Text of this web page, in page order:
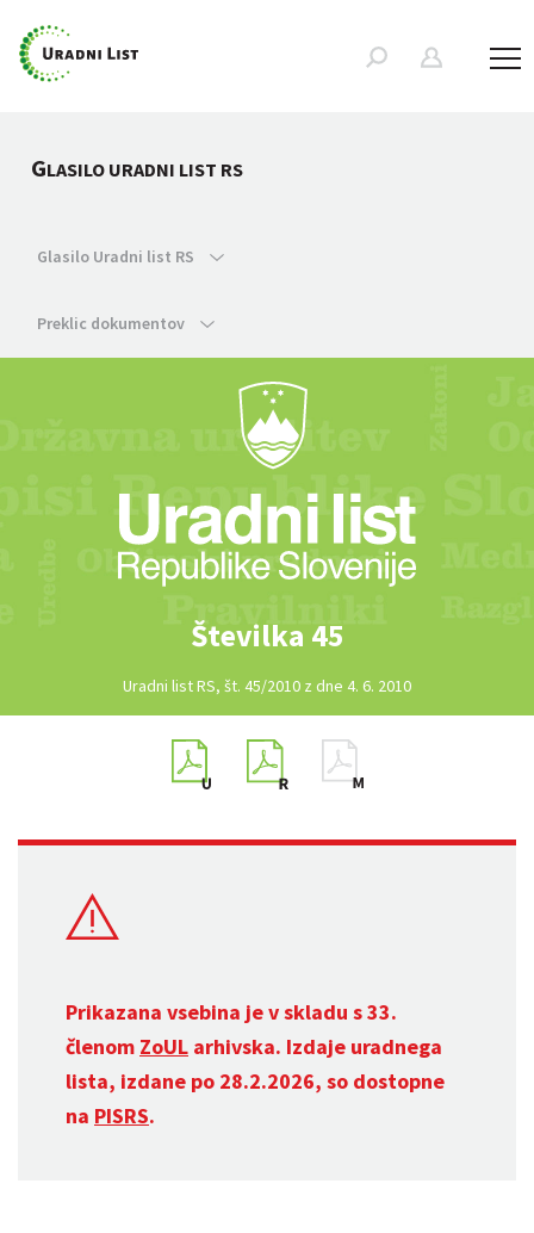
GLASILO URADNI LIST RS
Glasilo Uradni list RS
Preklic dokumentov
Številka 45
Uradni list RS, št. 45/2010 z dne 4. 6. 2010
Prikazana vsebina je v skladu s 33.
členom ZoUL arhivska. Izdaje uradnega
lista, izdane po 28.2.2026, so dostopne
na PISRS.